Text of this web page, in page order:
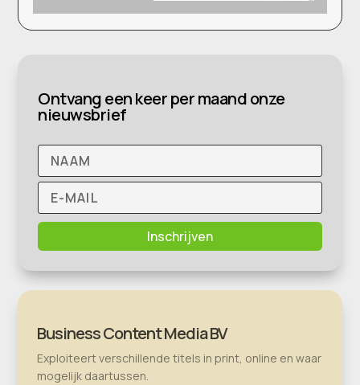
Ontvang een keer per maand onze
nieuwsbrief
Inschrijven
Business Content Media BV
Exploiteert verschillende titels in print, online en waar
mogelijk daartussen.